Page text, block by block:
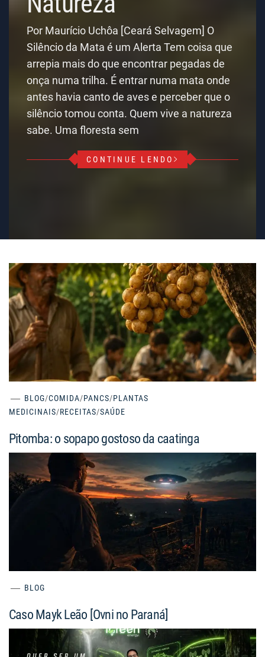
Por Maurício Uchôa [Ceará Selvagem] O
Silêncio da Mata é um Alerta Tem coisa que
arrepia mais do que encontrar pegadas de
onça numa trilha. É entrar numa mata onde
antes havia canto de aves e perceber que o
silêncio tomou conta. Quem vive a natureza
sabe. Uma floresta sem
CONTINUE LENDO
BLOG/COMIDA/PANCS/PLANTAS
MEDICINAIS/RECEITAS/SAÚDE
Pitomba: o sopapo gostoso da caatinga
BLOG
Caso Mayk Leão [Ovni no Paraná]